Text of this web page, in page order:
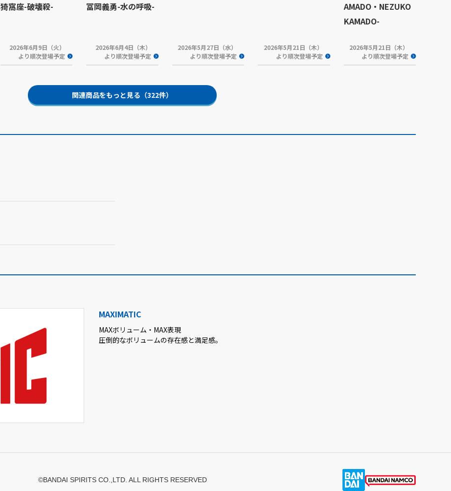
猗窩座-破壊殺-
2026年6月9日（火）
より順次登場予定
冨岡義勇-水の呼吸-
2026年6月4日（木）
より順次登場予定
2026年5月27日（水）
より順次登場予定
2026年5月21日（木）
より順次登場予定
AMADO・NEZUKO
KAMADO-
2026年5月21日（木）
より順次登場予定
関連商品をもっと見る（322件）
MAXIMATIC
MAXボリューム・MAX表現
圧倒的なボリュームの存在感と満足感。
©BANDAI SPIRITS CO.,LTD. ALL RIGHTS RESERVED